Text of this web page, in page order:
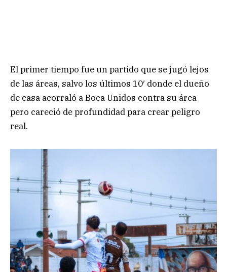
El primer tiempo fue un partido que se jugó lejos
de las áreas, salvo los últimos 10′ donde el dueño
de casa acorraló a Boca Unidos contra su área
pero careció de profundidad para crear peligro
real.